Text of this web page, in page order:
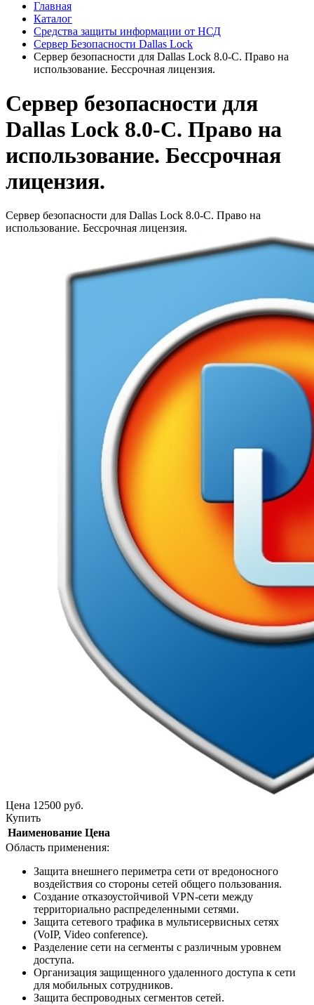
Главная
Каталог
Средства защиты информации от НСД
Сервер Безопасности Dallas Lock
Сервер безопасности для Dallas Lock 8.0-С. Право на
использование. Бессрочная лицензия.
Сервер безопасности для
Dallas Lock 8.0-С. Право на
использование. Бессрочная
лицензия.
Сервер безопасности для Dallas Lock 8.0-С. Право на
использование. Бессрочная лицензия.
Цена 12500 руб.
Купить
Наименование Цена
Область применения:
Защита внешнего периметра сети от вредоносного
воздействия со стороны сетей общего пользования.
Создание отказоустойчивой VPN-сети между
территориально распределенными сетями.
Защита сетевого трафика в мультисервисных сетях
(VoIP, Video conference).
Разделение сети на сегменты с различным уровнем
доступа.
Организация защищенного удаленного доступа к сети
для мобильных сотрудников.
Защита беспроводных сегментов сетей.